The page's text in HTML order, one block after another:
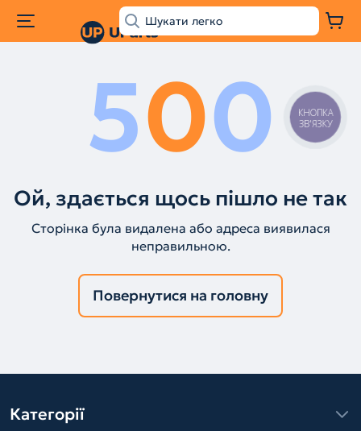
500
Ой, здається щось пішло не так
Сторінка була видалена або адреса виявилася
неправильною.
Повернутися на головну
Категорії
КНОПКА
ЗВ'ЯЗКУ